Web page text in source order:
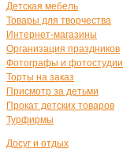
Детская мебель
Товары для творчества
Интернет-магазины
Организация праздников
Фотографы и фотостудии
Торты на заказ
Присмотр за детьми
Прокат детских товаров
Турфирмы
Досуг и отдых